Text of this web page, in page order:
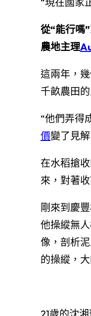
從“能行嗎
農地主理
這兩年，
千畝農田
“他們弄得
價變了見解
在水稻搶
來，對著
剛來到慶
他操縱無
像，剖析
的操縱，